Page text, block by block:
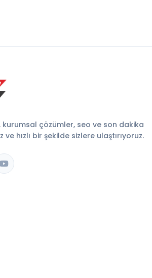
çözümler, seo ve son dakika
hızlı bir şekilde sizlere ulaştırıyoruz.